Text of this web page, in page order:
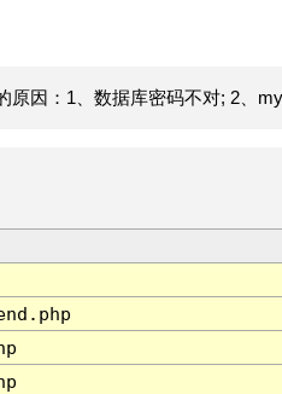
因：1、数据库密码不对; 2、